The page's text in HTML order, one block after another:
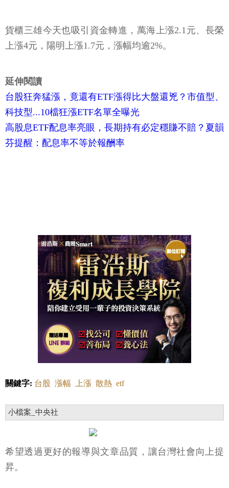
貨櫃三雄今天也吸引資金轉進，萬海上漲2.1元、長榮
上漲4元，陽明上漲1.7元，漲幅均逾2%。
延伸閱讀
台股狂奔猛漲，竟還有ETF漲得比大盤還兇？市值型、
科技型...10檔狂漲ETF名單全曝光
高股息ETF配息率亮眼，長期持有必定穩賺不賠？夏韻
芬提醒：配息率不等於報酬率
關鍵字: 台股 漲幅 上漲 散熱 etf
小檔案_中央社
希望透過更好的報導與文章品質，讓台灣社會向上提
昇。